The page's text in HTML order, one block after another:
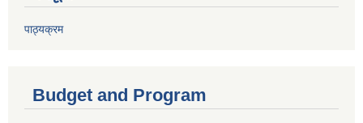
पाठ्यक्रम
Budget and Program